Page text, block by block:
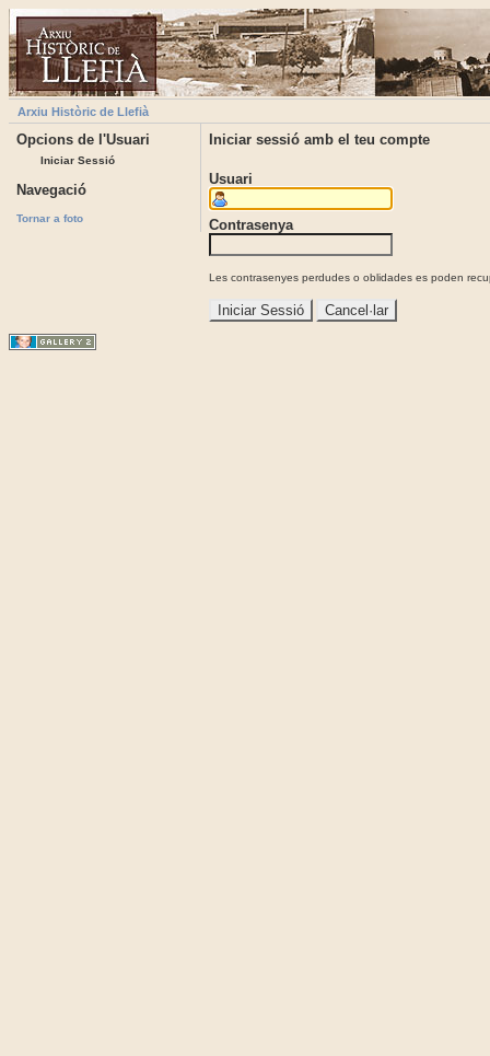
Arxiu Històric de Llefià
Opcions de l'Usuari
Iniciar Sessió
Navegació
Tornar a foto
Iniciar sessió amb el teu compte
Usuari
Contrasenya
Les contrasenyes perdudes o oblidades es poden